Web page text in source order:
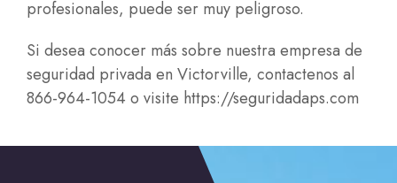
profesionales, puede ser muy peligroso.
Si desea conocer más sobre nuestra empresa de
seguridad privada en Victorville, contactenos al
866-964-1054 o visite https://seguridadaps.com